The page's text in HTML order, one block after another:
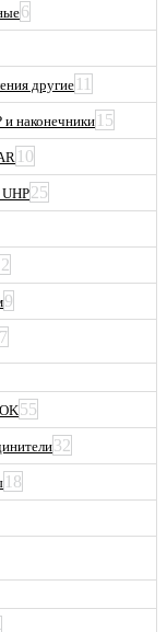
6
другие 11
наконечники 15
10
25
9
55
32
18